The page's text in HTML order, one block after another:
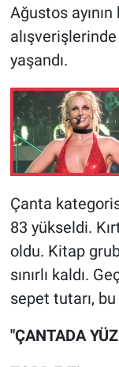
Ağustos
yaşandı.
Çanta
83 yükseldi.
oldu. Kitap
sınırlı kaldı.
sepet tutarı, bu
"ÇANTADA
İlan
Kimdir
Kültür
Ne demişti
Nedir
Popüler
Programlar
Sağlık